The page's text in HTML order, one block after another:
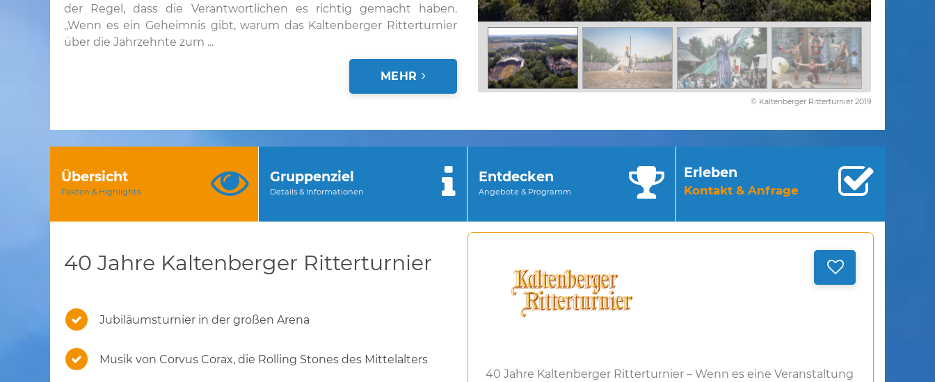
der Regel, dass die Verantwortlichen es richtig gemacht haben.
„Wenn es ein Geheimnis gibt, warum das Kaltenberger Ritterturnier
über die Jahrzehnte zum ...
MEHR
© Kaltenberger Ritterturnier 2019
Übersicht
Fakten & Highlights
Gruppenziel
Details & Informationen
Entdecken
Angebote & Programm
Erleben
Kontakt & Anfrage
40 Jahre Kaltenberger Ritterturnier
Jubiläumsturnier in der großen Arena
Musik von Corvus Corax, die Rolling Stones des Mittelalters
40 Jahre Kaltenberger Ritterturnier – Wenn es eine Veranstaltung